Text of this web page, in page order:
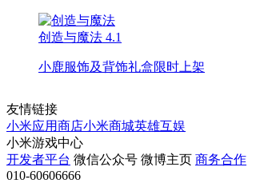
创造与魔法 4.1
小鹿服饰及背饰礼盒限时上架
友情链接
小米应用商店小米商城英雄互娱
小米游戏中心
开发者平台 微信公众号 微博主页 商务合作
010-60606666